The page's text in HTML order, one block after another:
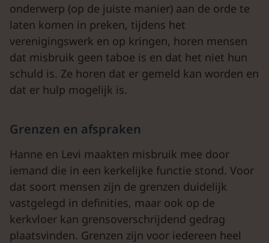
onderwerp (op de juiste manier) aan de orde te
laten komen in preken, tijdens het
verenigingswerk en op kringen, horen mensen
dat misbruik geen taboe is en dat het niet hun
schuld is. Ze horen dat er gemeld kan worden en
dat er hulp mogelijk is.
Grenzen en afspraken
Hanne en Levi maakten misbruik mee door
iemand die in een kerkelijke functie stond. Voor
dat soort mensen zijn de grenzen duidelijk
vastgelegd in definities, maar ook op de
kerkvloer kan grensoverschrijdend gedrag
plaatsvinden. Grenzen zijn voor iedereen heel